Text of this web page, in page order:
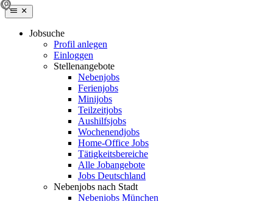
Jobsuche
Profil anlegen
Einloggen
Stellenangebote
Nebenjobs
Ferienjobs
Minijobs
Teilzeitjobs
Aushilfsjobs
Wochenendjobs
Home-Office Jobs
Tätigkeitsbereiche
Alle Jobangebote
Jobs Deutschland
Nebenjobs nach Stadt
Nebenjobs München